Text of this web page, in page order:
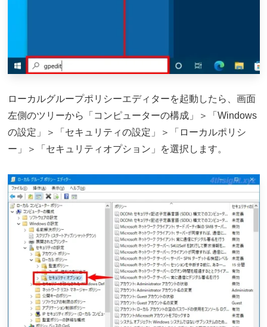
ローカルグループポリシーエディターを起動したら、画面
左側のツリーから「コンピューターの構成」＞「Windows
の設定」＞「セキュリティの設定」＞「ローカルポリシ
ー」＞「セキュリティオプション」を選択します。